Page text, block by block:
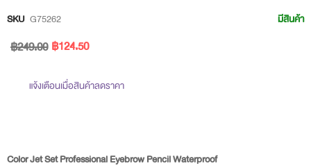
มีสินค้า
SKU G75262
฿124.50
฿249.00
แจ้งเตือนเมื่อสินค้าลดราคา
Color Jet Set Professional Eyebrow Pencil Waterproof
images
gallery